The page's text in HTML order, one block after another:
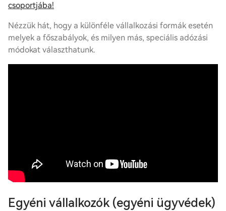
csoportjába!
Nézzük hát, hogy a különféle vállalkozási formák esetén
melyek a főszabályok, és milyen más, speciális adózási
módokat választhatunk.
Egyéni vállalkozók (egyéni ügyvédek)